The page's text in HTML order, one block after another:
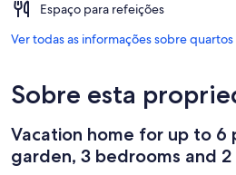
Espaço para refeições
Ver todas as informações sobre quartos
Sobre esta
Vacation home for up to 6
garden, 3 bedrooms and